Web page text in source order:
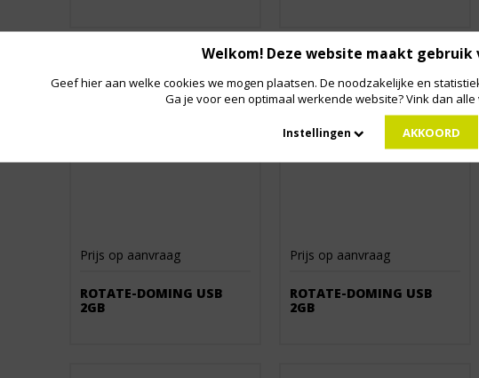
Prijs op aanvraag
ROTATE-DOMING USB
2GB
Prijs op aanvraag
ROTATE-DOMING USB
2GB
Welkom! Deze website maakt gebruik
Geef hier aan welke cookies we mogen plaatsen. De noodzakelijke en
Ga je voor een optimaal werkende website? Vink dan alle
Instellingen AKKOORD